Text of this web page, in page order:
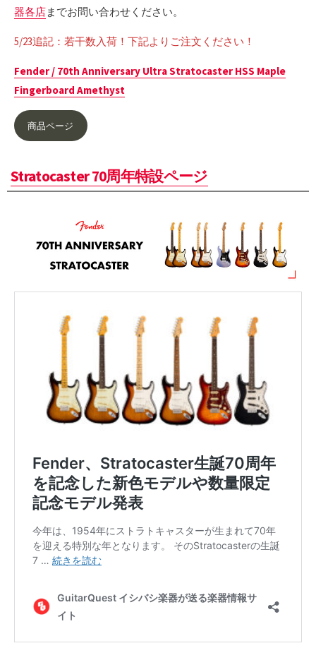
器各店までお問い合わせください。
5/23追記：若干数入荷！下記よりご注文ください！
Fender / 70th Anniversary Ultra Stratocaster HSS Maple
Fingerboard Amethyst
商品ページ
Stratocaster 70周年特設ページ